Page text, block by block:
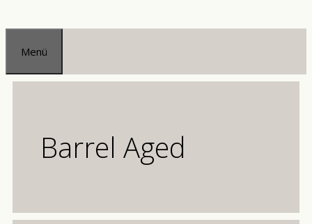
Zum
Inhalt
springen
Menü
Barrel Aged